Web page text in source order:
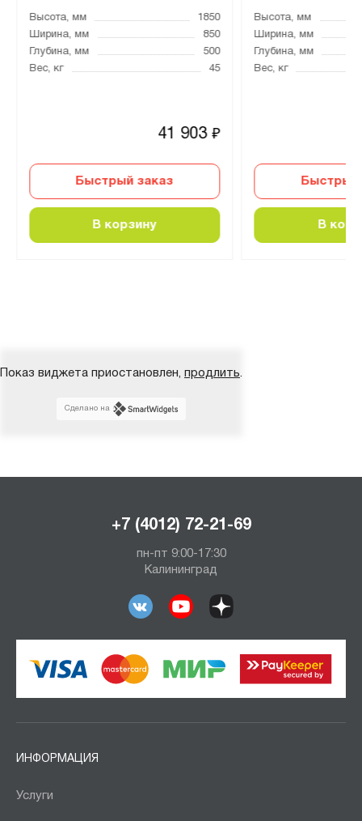
Высота, мм
1850
Ширина, мм
850
Глубина, мм
500
Вес, кг
45
41 903₽
Быстрый заказ
В корзину
Высота, мм
Ширина, мм
Глубина, мм
Вес, кг
Быстрый
В
Показ виджета приостановлен, продлить.
Сделано на
+7 (4012) 72-21-69
пн-пт 9:00-17:30
Калининград
ИНФОРМАЦИЯ
Услуги